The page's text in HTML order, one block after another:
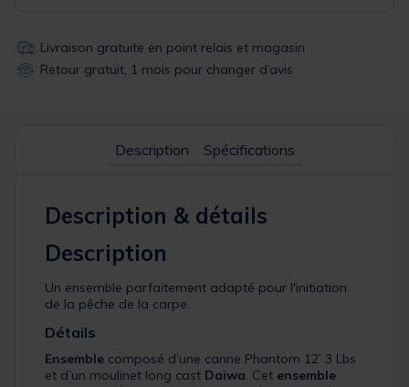
Livraison gratuite en point relais et magasin
Retour gratuit, 1 mois pour changer d’avis
Description Spécifications
Description & détails
Description
Un ensemble parfaitement adapté pour l'initiation
de la pêche de la carpe.
Détails
Ensemble composé d’une canne Phantom 12’ 3 Lbs
et d’un moulinet long cast Daiwa. Cet ensemble